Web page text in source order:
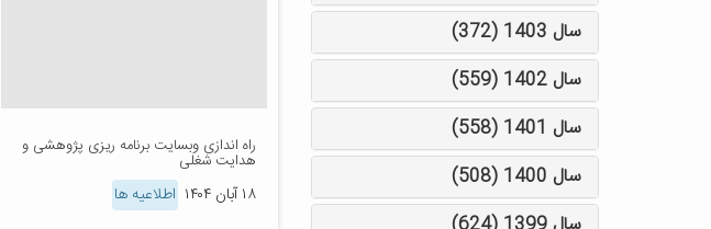
راه اندازی وبسایت برنامه ریزی پژوهشی و
هدایت شغلی
۱۸ آبان ۱۴۰۴ اطلاعیه ها
سال 1403 (372)
سال 1402 (559)
سال 1401 (558)
سال 1400 (508)